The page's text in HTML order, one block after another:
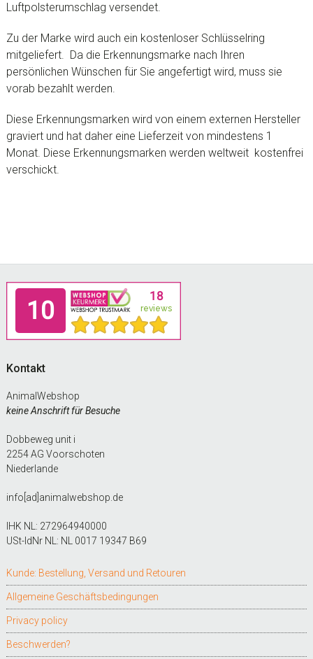
Luftpolsterumschlag versendet.
Zu der Marke wird auch ein kostenloser Schlüsselring
mitgeliefert. Da die Erkennungsmarke nach Ihren
persönlichen Wünschen für Sie angefertigt wird, muss sie
vorab bezahlt werden.
Diese Erkennungsmarken wird von einem externen Hersteller
graviert und hat daher eine Lieferzeit von mindestens 1
Monat. Diese Erkennungsmarken werden weltweit kostenfrei
verschickt.
Footer
Kontakt
AnimalWebshop
keine Anschrift für Besuche
Dobbeweg unit i
2254 AG Voorschoten
Niederlande
info[ad]animalwebshop.de
IHK NL: 272964940000
USt-IdNr NL: NL 0017 19347 B69
Kunde: Bestellung, Versand und Retouren
Allgemeine Geschäftsbedingungen
Privacy policy
Beschwerden?